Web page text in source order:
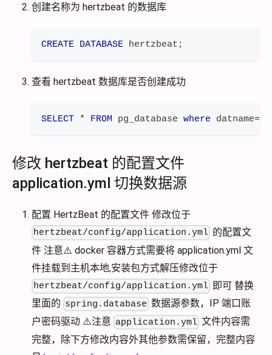
创建名称为 hertzbeat 的数据库
CREATE DATABASE hertzbeat ;
查看 hertzbeat 数据库是否创建成功
SELECT * FROM pg_database where datname=
修改 hertzbeat 的配置文件
application.yml 切换数据源
配置 HertzBeat 的配置文件 修改位于
hertzbeat/config/application.yml 的配置文
件 注意⚠️ docker 容器方式需要将 application.yml 文
件挂载到主机本地,安装包方式解压修改位于
hertzbeat/config/application.yml 即可 替换
里面的 spring.database 数据源参数，IP 端口账
户密码驱动 ⚠️注意 application.yml 文件内容需
完整，除下方修改内容外其他参数需保留，完整内容